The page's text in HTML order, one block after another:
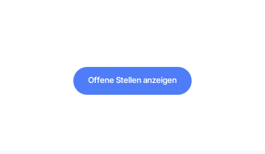
Offene Stellen anzeigen